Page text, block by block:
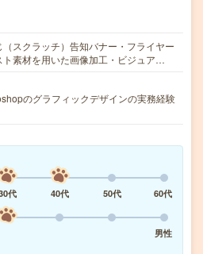
（スクラッチ）告知バナー・フライヤー
ト素材を用いた画像加工・ビジュア…
のグラフィックデザインの実務経験
代 40代 50代
60代
男性